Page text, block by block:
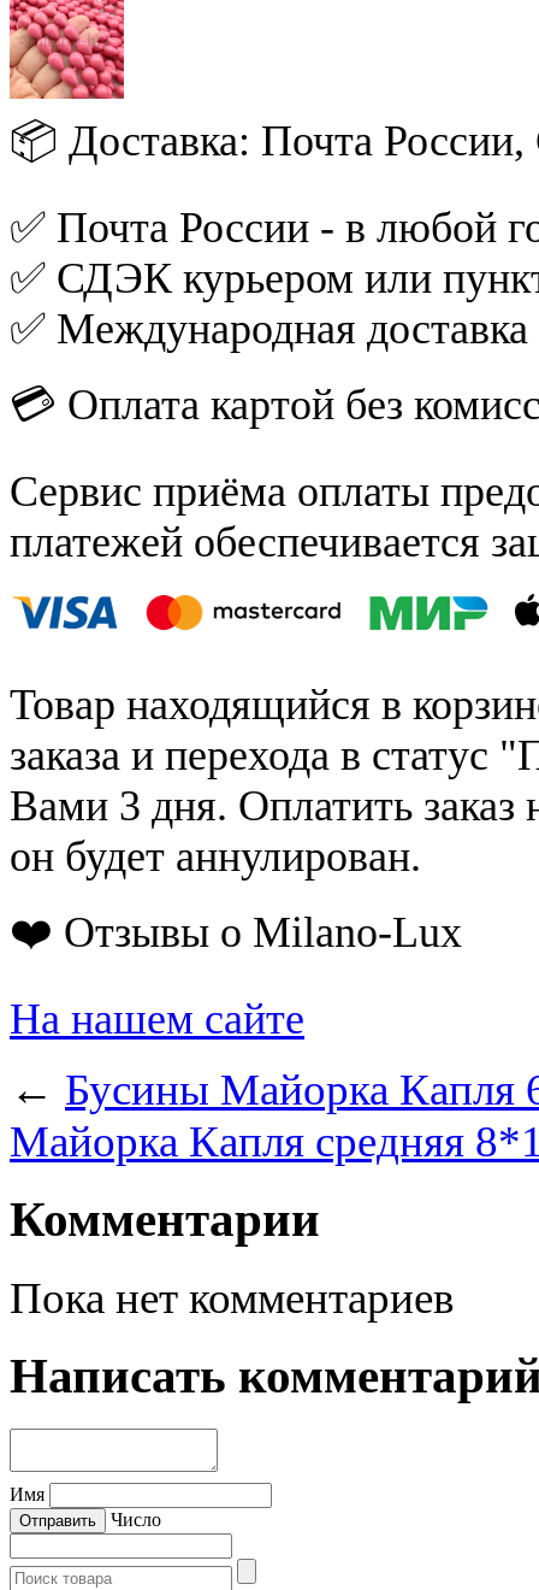
📦 Доставка: Почта
✅ Почта России - в любой
✅ СДЭК курьером или
✅ Международная
💳 Оплата картой без
Сервис приёма оплаты
платежей обеспечивается
Товар находящийся в
заказа и перехода в статус
Вами 3 дня. Оплатить заказ
он будет аннулирован.
❤️ Отзывы о Milano-Lux
На нашем сайте
← Бусины Майорка Капля
Майорка Капля средняя
Комментарии
Пока нет комментариев
Написать
Имя
Число